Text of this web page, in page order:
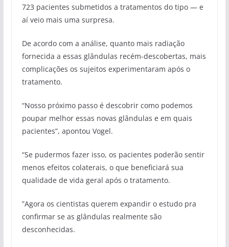
723 pacientes submetidos a tratamentos do tipo — e
aí veio mais uma surpresa.
De acordo com a análise, quanto mais radiação
fornecida a essas glândulas recém-descobertas, mais
complicações os sujeitos experimentaram após o
tratamento.
“Nosso próximo passo é descobrir como podemos
poupar melhor essas novas glândulas e em quais
pacientes”, apontou Vogel.
“Se pudermos fazer isso, os pacientes poderão sentir
menos efeitos colaterais, o que beneficiará sua
qualidade de vida geral após o tratamento.
”Agora os cientistas querem expandir o estudo pra
confirmar se as glândulas realmente são
desconhecidas.